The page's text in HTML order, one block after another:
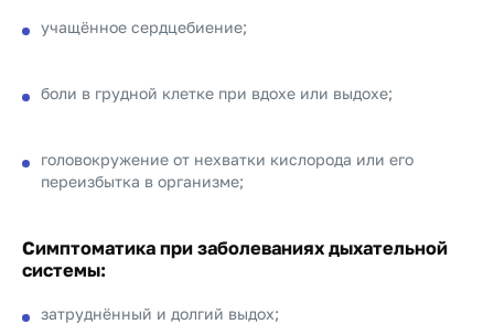
учащённое сердцебиение;
боли в грудной клетке при вдохе или выдохе;
головокружение от нехватки кислорода или его
переизбытка в организме;
Симптоматика при заболеваниях дыхательной
системы:
затруднённый и долгий выдох;